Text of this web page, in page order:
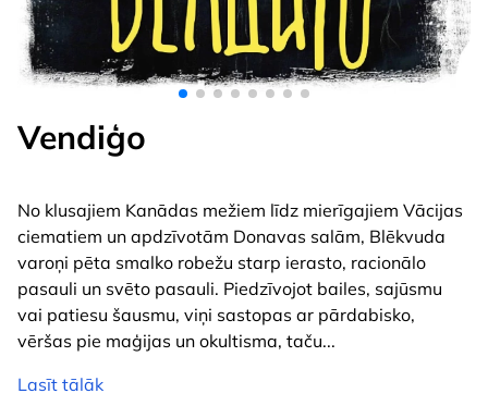
Vendiģo
No klusajiem Kanādas mežiem līdz mierīgajiem Vācijas
ciematiem un apdzīvotām Donavas salām, Blēkvuda
varoņi pēta smalko robežu starp ierasto, racionālo
pasauli un svēto pasauli. Piedzīvojot bailes, sajūsmu
vai patiesu šausmu, viņi sastopas ar pārdabisko,
vēršas pie maģijas un okultisma, taču...
Lasīt tālāk